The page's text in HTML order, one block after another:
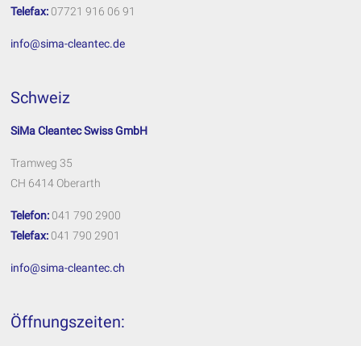
Telefax: 07721 916 06 91
info@sima-cleantec.de
Schweiz
SiMa Cleantec Swiss GmbH
Tramweg 35
CH 6414 Oberarth
Telefon: 041 790 2900
Telefax: 041 790 2901
info@sima-cleantec.ch
Öffnungszeiten: